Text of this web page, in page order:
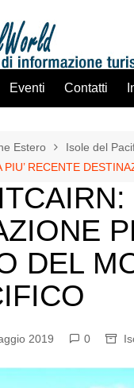
Ricettive
Eventi Contatti
Estero
Isole del
RECENTE
DEL
2019 0